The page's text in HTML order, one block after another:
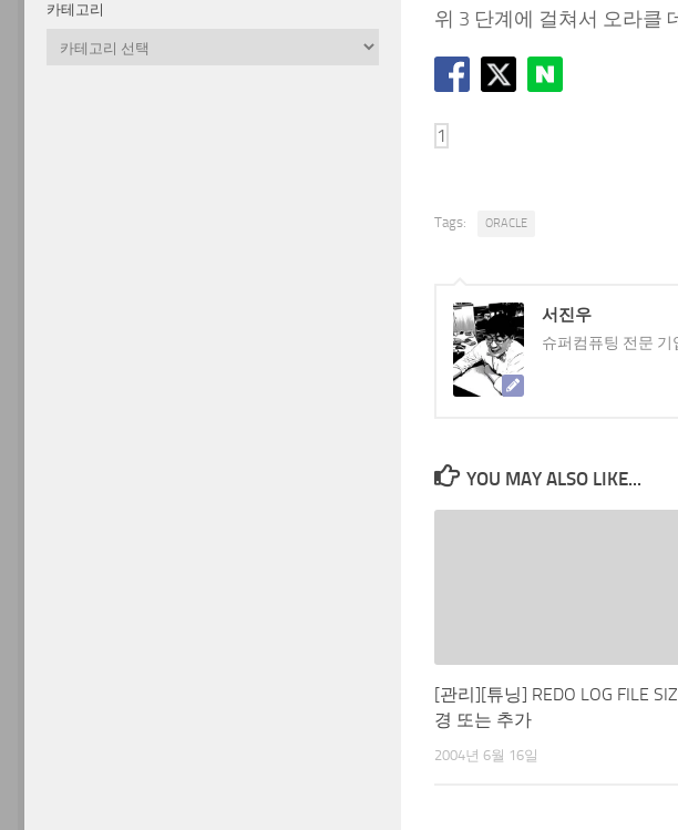
위 3 단계에 걸쳐서 오라클
Tags: ORACLE
서진우
슈퍼컴퓨팅 전문
YOU MAY ALSO LIKE...
[관리][튜닝] REDO LOG FILE
경 또는 추가
2004년 6월 16일
카테고리